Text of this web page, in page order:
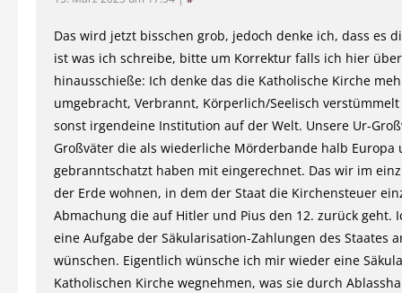
Das wird jetzt bisschen grob, jedoch denke ich, dass es
ist was ich schreibe, bitte um Korrektur falls ich hier
hinausschieße: Ich denke das die Katholische Kirche
umgebracht, Verbrannt, Körperlich/Seelisch
sonst irgendeine Institution auf der Welt. Unsere Ur-
Großväter die als wiederliche Mörderbande halb Europa
gebranntschatzt haben mit eingerechnet. Das wir im
der Erde wohnen, in dem der Staat die Kirchensteuer
Abmachung die auf Hitler und Pius den 12. zurück geht.
eine Aufgabe der Säkularisation-Zahlungen des Staates
wünschen. Eigentlich wünsche ich mir wieder eine
Katholischen Kirche wegnehmen, was sie durch